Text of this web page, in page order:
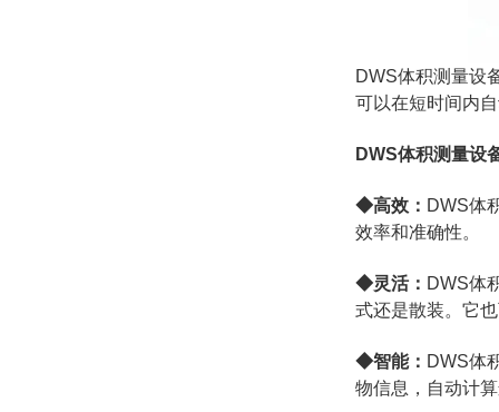
DWS体积测量设
可以在短时间内
DWS体积测量设
◆高效： DWS体
效率和准确性。
◆灵活： DWS体
式还是散装。它
◆智能： DWS体
物信息，自动计